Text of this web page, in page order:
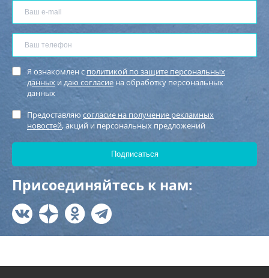
Я ознакомлен с политикой по защите персональных
данных идаю согласие на обработку персональных
данных
Предоставляю согласие на получение рекламных
новостей, акций и персональных предложений
Присоединяйтесь к нам: